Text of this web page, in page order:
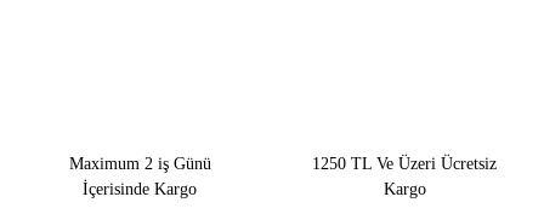
Maximum 2 iş Günü
İçerisinde Kargo
1250 TL Ve Üzeri Ücretsiz
Kargo